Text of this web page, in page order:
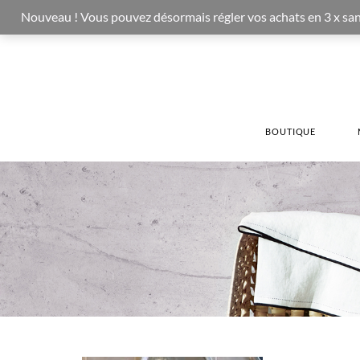
BOUTIQUE
Nouveau ! Vous pouvez désormais régler vos achats en 3 x